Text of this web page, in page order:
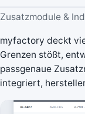
Zusatzmodule &
myfactory deckt
Grenzen stößt,
passgenaue
integriert,